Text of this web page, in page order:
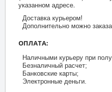
указанном адресе.
Доставка курьером!
Дополнительно можно
ОПЛАТА:
Наличными курьеру при
Безналичный расчет;
Банковские карты;
Электронные деньги.